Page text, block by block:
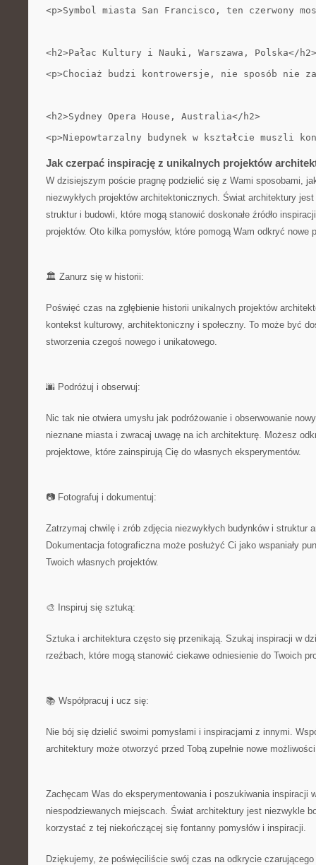
<p>Symbol miasta San Francisco, ten czerwony
<h2>Pałac Kultury i Nauki, Warszawa, Polska</h2>
<p>Chociaż budzi kontrowersje, nie sposób nie
<h2>Sydney Opera House, Australia</h2>
<p>Niepowtarzalny budynek w kształcie muszli
Jak czerpać inspirację z unikalnych projektów
W dzisiejszym poście pragnę⁣ podzielić‍ się z Wami sposobami,
niezwykłych projektów architektonicznych. Świat architektury
struktur i budowli, które mogą stanowić doskonałe źródło
projektów. Oto ⁢kilka pomysłów, które⁣ pomogą Wam⁤ odkryć nowe
🏛️ ‌Zanurz się w historii:
Poświęć czas na zgłębienie historii unikalnych projektów
kontekst kulturowy, architektoniczny i społeczny. To może ⁤być
stworzenia ⁣czegoś ⁤nowego i⁢ unikatowego.
🌆 Podróżuj i obserwuj:
Nic tak nie otwiera umysłu jak podróżowanie ‍i obserwowanie
⁢nieznane miasta‍ i ‍zwracaj uwagę ‍na ich ⁢architekturę. Możesz
projektowe, które ‍zainspirują Cię do własnych eksperymentów.
📷 Fotografuj i dokumentuj: ‌
Zatrzymaj chwilę​ i zrób zdjęcia niezwykłych budynków ‍i struktur
Dokumentacja fotograficzna może posłużyć Ci jako wspaniały
Twoich własnych ⁢projektów.
🎨 Inspiruj ⁤się ​sztuką:
Sztuka i⁢ architektura często się przenikają. Szukaj inspiracji w
rzeźbach, które mogą stanowić ciekawe odniesienie do Twoich
📚 Współpracuj i ⁤ucz się:
Nie bój się dzielić swoimi pomysłami i inspiracjami z innymi.
architektury może otworzyć przed Tobą zupełnie⁣ nowe
Zachęcam Was do eksperymentowania i‍ poszukiwania inspiracji
niespodziewanych⁢ miejscach. Świat architektury jest niezwykle‌
korzystać⁤ z tej‌ niekończącej się fontanny ​pomysłów i inspiracji.
Dziękujemy, ⁢że poświęciliście swój czas⁤ na odkrycie